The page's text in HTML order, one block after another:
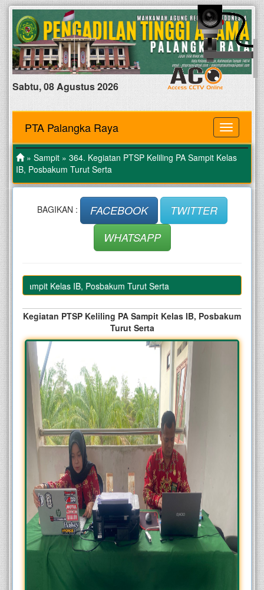
Sabtu, 08 Agustus 2026
MENU
PTA Palangka Raya
» Sampit » 364. Kegiatan PTSP Keliling PA Sampit Kelas
IB, Posbakum Turut Serta
BAGIKAN : FACEBOOK
TWITTER
WHATSAPP
Sampit Kelas IB, Posbakum Turut Serta
Kegiatan PTSP Keliling PA Sampit Kelas IB, Posbakum
Turut Serta